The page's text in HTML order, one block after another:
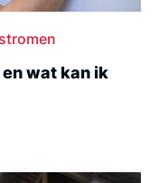
wat kan ik